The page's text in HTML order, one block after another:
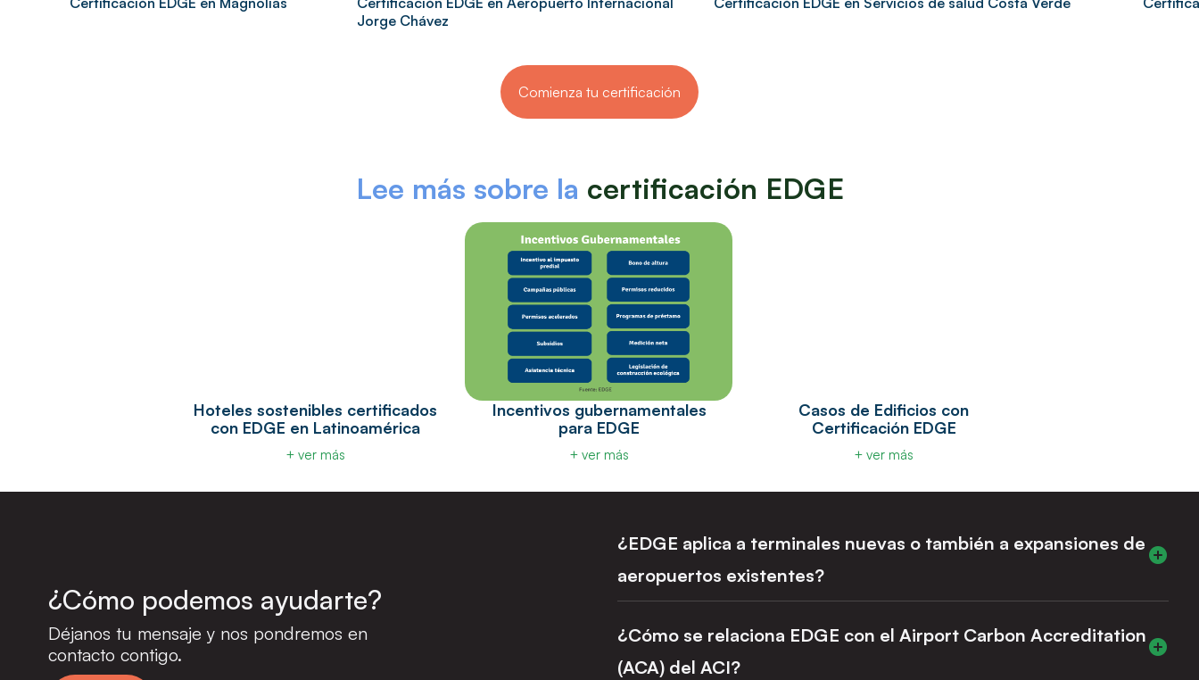
Jorge Chávez
Comienza tu certificación
Lee más sobre la certificación EDGE
Hoteles sostenibles certificados
con EDGE en Latinoamérica
+ ver más
Incentivos gubernamentales
para EDGE
+ ver más
Casos de Edificios con
Certificación EDGE
+ ver más
¿Cómo podemos ayudarte?
Déjanos tu mensaje y nos pondremos en
contacto contigo.
¿EDGE aplica a terminales nuevas o también a expansiones de
aeropuertos existentes?
aeroportuaria existente. El proceso de evaluación EDGE puede adaptarse al alcance
específico del proyecto, sea una terminal completa o una ampliación de sala de embarque.
¿Cómo se relaciona EDGE con el Airport Carbon Accreditation
(ACA) del ACI?